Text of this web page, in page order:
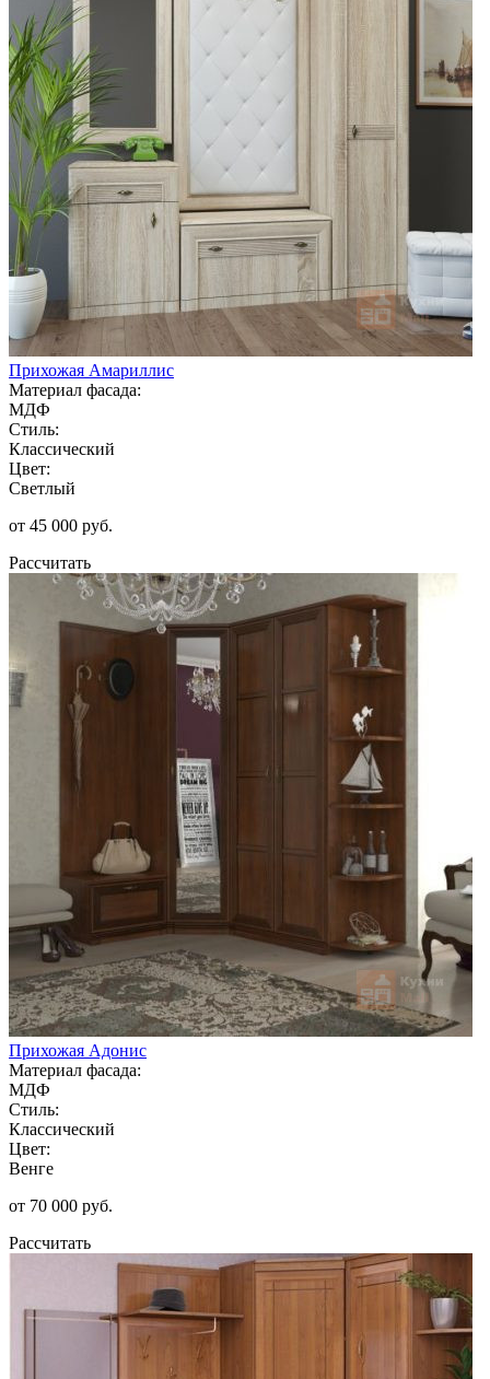
Прихожая Амариллис
Материал фасада:
МДФ
Стиль:
Классический
Цвет:
Светлый
от 45 000 руб.
Рассчитать
Прихожая Адонис
Материал фасада:
МДФ
Стиль:
Классический
Цвет:
Венге
от 70 000 руб.
Рассчитать